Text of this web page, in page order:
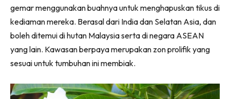
High Rise
Landed
Beli Di Mana
gemar menggunakan buahnya untuk menghapuskan tikus di
kediaman mereka. Berasal dari India dan Selatan Asia, dan
boleh ditemui di hutan Malaysia serta di negara ASEAN
yang lain. Kawasan berpaya merupakan zon prolifik yang
sesuai untuk tumbuhan ini membiak.